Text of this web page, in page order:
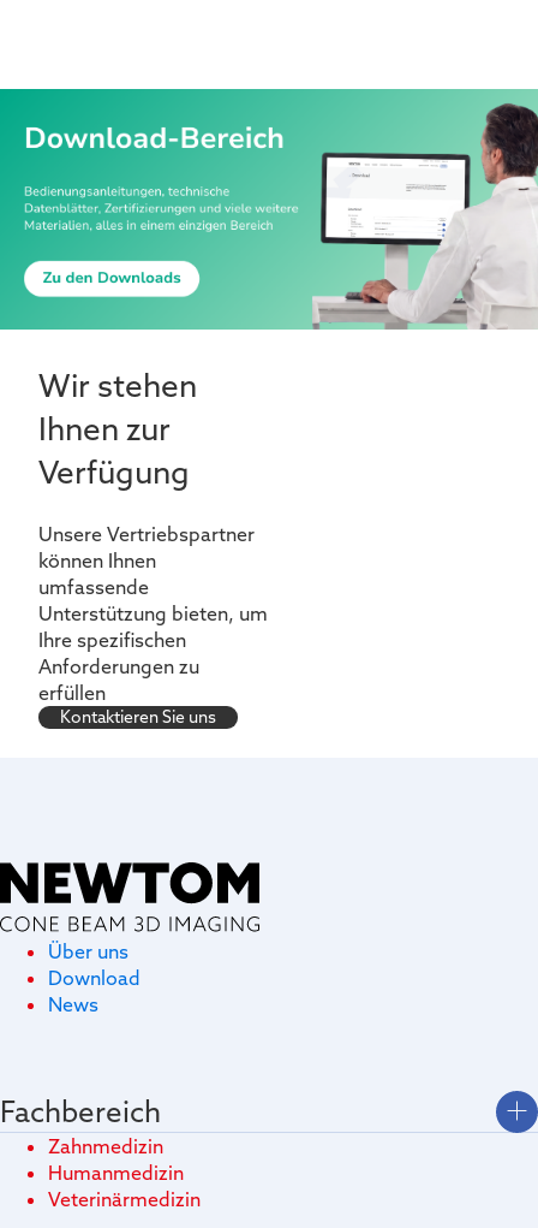
Wir stehen
Ihnen zur
Verfügung
Unsere Vertriebspartner
können Ihnen
umfassende
Unterstützung bieten, um
Ihre spezifischen
Anforderungen zu
erfüllen
Kontaktieren Sie uns
Über uns
Download
News
Fachbereich
Zahnmedizin
Humanmedizin
Veterinärmedizin